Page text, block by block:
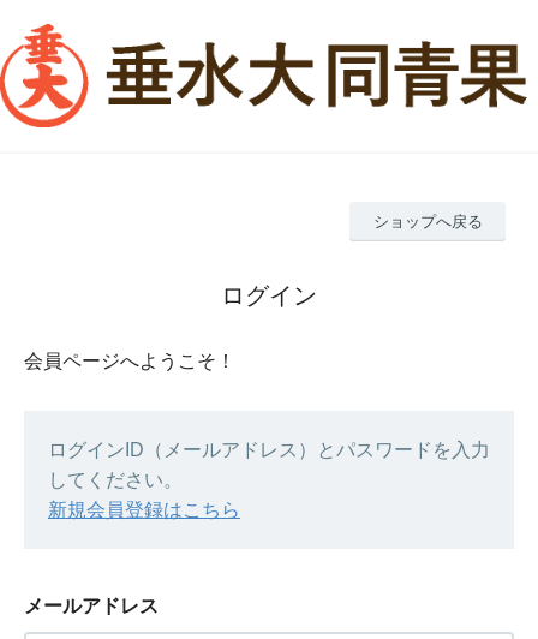
ショップへ戻る
ログイン
会員ページへようこそ！
ログインID（メールアドレス）とパスワードを入力
してください。
新規会員登録はこちら
メールアドレス